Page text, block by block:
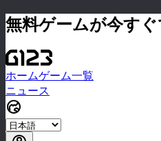
無料ゲームが今す
ホームゲーム一覧
ニュース